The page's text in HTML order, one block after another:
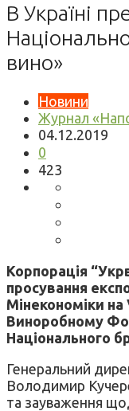
В Україні
вино»
Новини
Журнал
04.12.2019
0
423
Корпорація
просування
Мінекономіки
Виноробному
Національного
Генеральний
Володимир
та зауваження